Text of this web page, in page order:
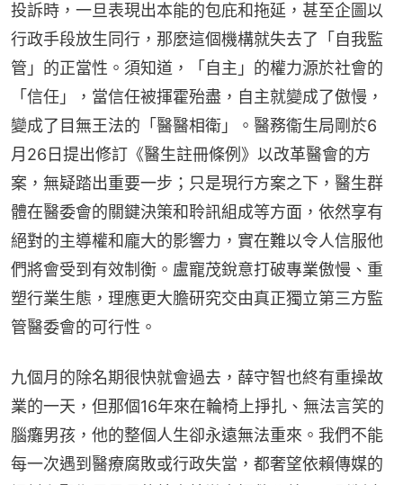
投訴時，一旦表現出本能的包庇和拖延，甚至企圖以
行政手段放生同行，那麼這個機構就失去了「自我監
管」的正當性。須知道，「自主」的權力源於社會的
「信任」，當信任被揮霍殆盡，自主就變成了傲慢，
變成了目無王法的「醫醫相衛」。醫務衞生局剛於6
月26日提出修訂《醫生註冊條例》以改革醫會的方
案，無疑踏出重要一步；只是現行方案之下，醫生群
體在醫委會的關鍵決策和聆訊組成等方面，依然享有
絕對的主導權和龐大的影響力，實在難以令人信服他
們將會受到有效制衡。盧寵茂銳意打破專業傲慢、重
塑行業生態，理應更大膽研究交由真正獨立第三方監
管醫委會的可行性。
九個月的除名期很快就會過去，薛守智也終有重操故
業的一天，但那個16年來在輪椅上掙扎、無法言笑的
腦癱男孩，他的整個人生卻永遠無法重來。我們不能
每一次遇到醫療腐敗或行政失當，都奢望依賴傳媒的